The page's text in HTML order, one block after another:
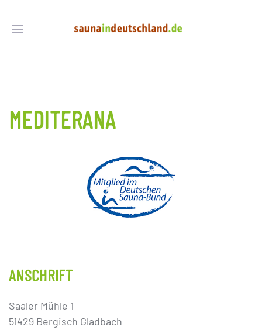
MEDITERANA
ANSCHRIFT
Saaler Mühle 1
51429 Bergisch Gladbach